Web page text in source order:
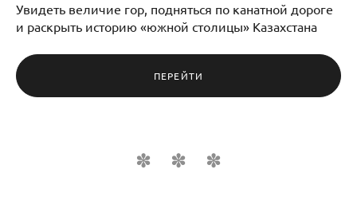
Увидеть величие гор, подняться по канатной дороге
и раскрыть историю «южной столицы» Казахстана
ПЕРЕЙТИ